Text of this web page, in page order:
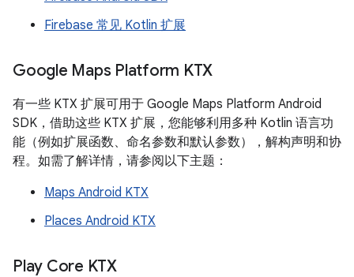
Firebase 常见 Kotlin 扩展
Google Maps Platform KTX
有一些 KTX 扩展可用于 Google Maps Platform Android
SDK，借助这些 KTX 扩展，您能够利用多种 Kotlin 语言功
能（例如扩展函数、命名参数和默认参数），解构声明和协
程。如需了解详情，请参阅以下主题：
Maps Android KTX
Places Android KTX
Play Core KTX